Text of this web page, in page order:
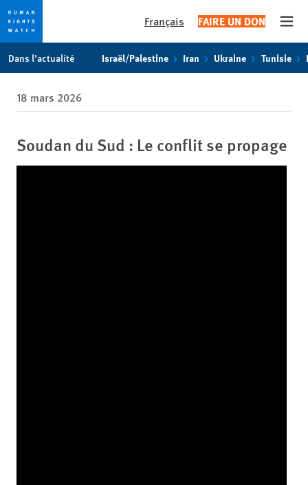
to
privacy
notice
to
content
Français FAIRE UN DON
Dans l’actualité Israël/Palestine Iran Ukraine Tunisie
18 mars 2026
Soudan du Sud : Le conflit se propage